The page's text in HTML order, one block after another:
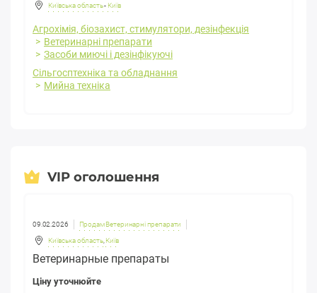
Київська область- Київ
Агрохімія, біозахист, стимулятори, дезінфекція
Ветеринарні препарати
Засоби миючі і дезінфікуючі
Сільгосптехніка та обладнання
Мийна техніка
VIP оголошення
09.02.2026 Продам Ветеринарні препарати
Київська область, Київ
Ветеринарные препараты
Ціну уточнюйте